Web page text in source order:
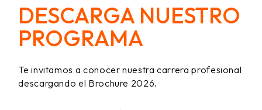
DESCARGA NUESTRO
PROGRAMA
Te invitamos a conocer nuestra carrera profesional
descargando el Brochure 2026.